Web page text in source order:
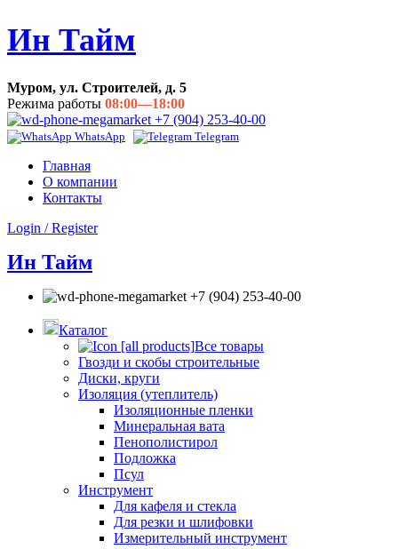
Ин Тайм
Муром, ул. Строителей, д. 5
Режима работы 08:00—18:00
+7 (904) 253-40-00
WhatsApp Telegram
Главная
О компании
Контакты
Login / Register
Ин Тайм
+7 (904) 253-40-00
Каталог
Все товары
Гвозди и скобы строительные
Диски, круги
Изоляция (утеплитель)
Изоляционные пленки
Минеральная вата
Пенополистирол
Подложка
Псул
Инструмент
Для кафеля и стекла
Для резки и шлифовки
Измерительный инструмент